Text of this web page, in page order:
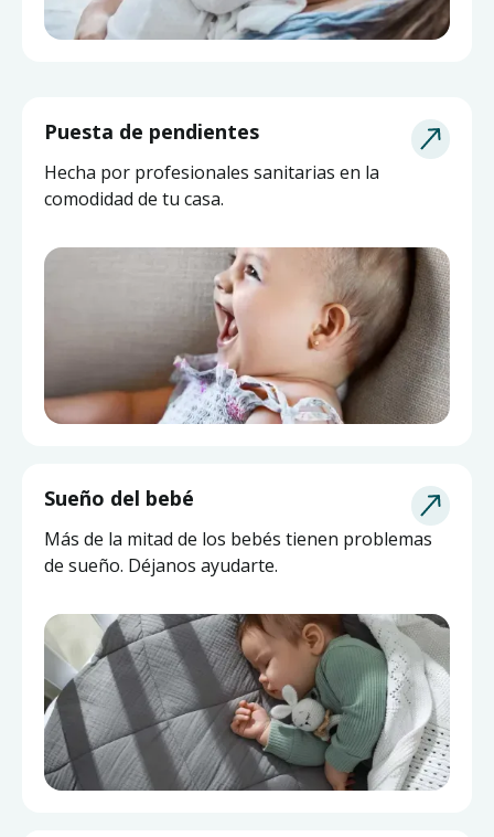
Puesta de pendientes
Hecha por profesionales sanitarias en la
comodidad de tu casa.
Sueño del bebé
Más de la mitad de los bebés tienen problemas
de sueño. Déjanos ayudarte.